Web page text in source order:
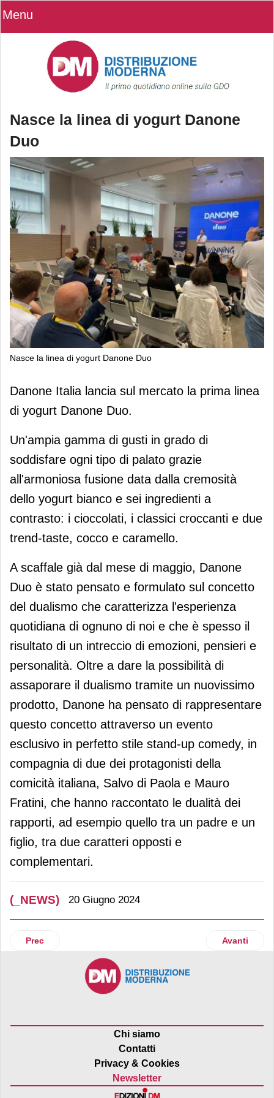
Menu
Nasce la linea di yogurt Danone
Duo
Nasce la linea di yogurt Danone Duo
Nasce la linea di yogurt Danone Duo
Danone Italia lancia sul mercato la prima linea
di yogurt Danone Duo.
Un'ampia gamma di gusti in grado di
soddisfare ogni tipo di palato grazie
all'armoniosa fusione data dalla cremosità
dello yogurt bianco e sei ingredienti a
contrasto: i cioccolati, i classici croccanti e due
trend-taste, cocco e caramello.
A scaffale già dal mese di maggio, Danone
Duo è stato pensato e formulato sul concetto
del dualismo che caratterizza l'esperienza
quotidiana di ognuno di noi e che è spesso il
risultato di un intreccio di emozioni, pensieri e
personalità. Oltre a dare la possibilità di
assaporare il dualismo tramite un nuovissimo
prodotto, Danone ha pensato di rappresentare
questo concetto attraverso un evento
esclusivo in perfetto stile stand-up comedy, in
compagnia di due dei protagonisti della
comicità italiana, Salvo di Paola e Mauro
Fratini, che hanno raccontato le dualità dei
rapporti, ad esempio quello tra un padre e un
figlio, tra due caratteri opposti e
complementari.
(_NEWS) 20 Giugno 2024
Articolo precedente: Salmone Norvegese: per gli italiani è
Prec Articolo
Avanti
Chi siamo
Contatti
Privacy & Cookies
Newsletter